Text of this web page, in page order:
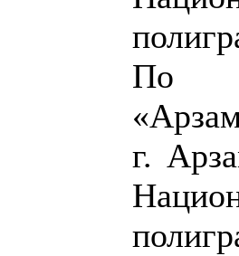
По
г.